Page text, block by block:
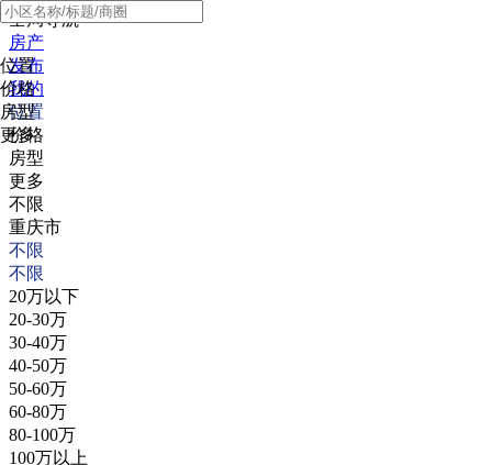
全局导航
房产
发布
我的
位置
价格
房型
更多
位置
价格
房型
更多
不限
重庆市
不限
不限
20万以下
20-30万
30-40万
40-50万
50-60万
60-80万
80-100万
100万以上